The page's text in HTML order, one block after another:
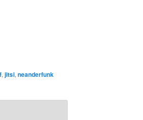
, jitsi, neanderfunk